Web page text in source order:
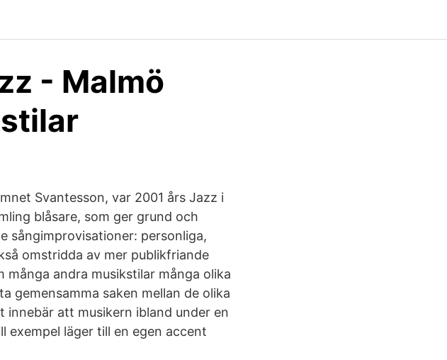
- Malmö
Svantesson, var 2001 års Jazz i
blåsare, som ger grund och
sångimprovisationer: personliga,
omstridda av mer publikfriande
andra musikstilar många olika
gemensamma saken mellan de olika
innebär att musikern ibland under en
exempel läger till en egen accent